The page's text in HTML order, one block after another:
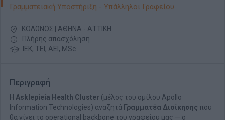
Γραμματειακή Υποστήριξη - Υπάλληλοι Γραφείου
ΚΟΛΩΝΟΣ | ΑΘΗΝΑ - ΑΤΤΙΚΗ
Πλήρης απασχόληση
ΙΕΚ, ΤΕΙ, ΑΕΙ, MSc
Περιγραφή
Η Asklepieia Health Cluster (μέλος του ομίλου Apollo
Information Technologies) αναζητά Γραμματέα Διοίκησης που
θα γίνει το operational backbone του γραφείου μας — ο